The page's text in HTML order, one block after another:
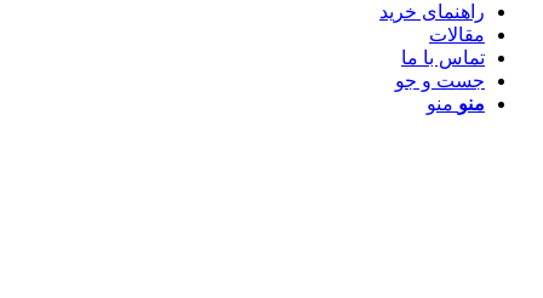
راهنمای خرید
مقالات
تماس با ما
جست و جو
منو منو